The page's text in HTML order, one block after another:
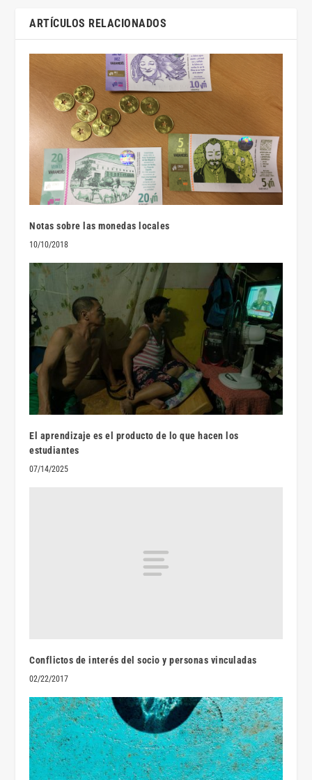
ARTÍCULOS RELACIONADOS
Notas sobre las monedas locales
10/10/2018
El aprendizaje es el producto de lo que hacen los
estudiantes
07/14/2025
Conflictos de interés del socio y personas vinculadas
02/22/2017